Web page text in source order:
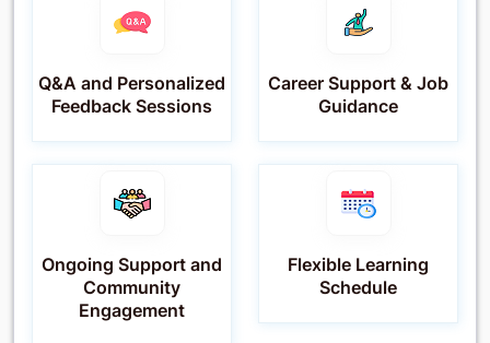
Q&A and Personalized
Feedback Sessions
Career Support & Job
Guidance
Ongoing Support and
Community
Engagement
Flexible Learning
Schedule